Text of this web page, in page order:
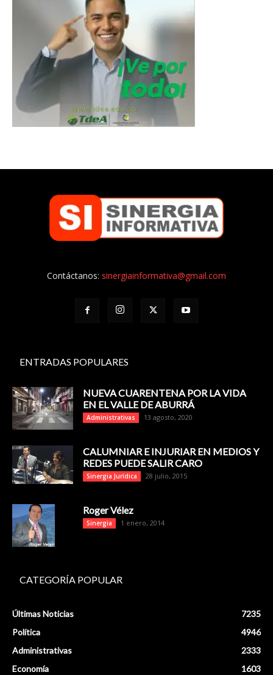
Contáctanos: sinergiainformativa@gmail.com
ENTRADAS POPULARES
NUEVA CUARENTENA POR LA VIDA
EN EL VALLE DE ABURRÁ
Administrativas 13 agosto, 2020
CALUMNIAR E INJURIAR EN MEDIOS Y
REDES PUEDE SALIR CARO
Sinergia Jurídica 28 julio, 2015
Roger Vélez
Sinergia 1 enero, 2014
CATEGORÍA POPULAR
Últimas Noticias
7235
Política
4946
Administrativas
2333
Economía
1603